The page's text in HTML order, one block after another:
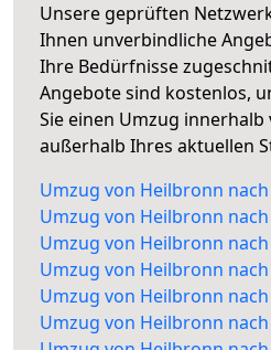
Unsere geprüften
Ihnen unverbindliche
Ihre Bedürfnisse
Angebote sind kostenlos,
Sie einen Umzug
außerhalb Ihres aktuellen
Umzug von Heilbronn
Umzug von Heilbronn
Umzug von Heilbronn
Umzug von Heilbronn
Umzug von Heilbronn
Umzug von Heilbronn